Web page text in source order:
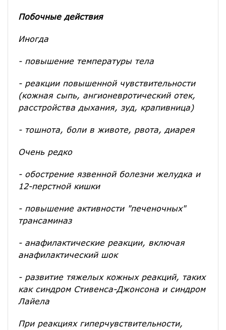
Побочные действия
Иногда
- повышение температуры тела
- реакции повышенной чувствительности
(кожная сыпь, ангионевротический отек,
расстройства дыхания, зуд, крапивница)
- тошнота, боли в животе, рвота, диарея
Очень редко
- обострение язвенной болезни желудка и
12-перстной кишки
- повышение активности "печеночных"
трансаминаз
- анафилактические реакции, включая
анафилактический шок
- развитие тяжелых кожных реакций, таких
как синдром Стивенса-Джонсона и синдром
Лайела
При реакциях гиперчувствительности,